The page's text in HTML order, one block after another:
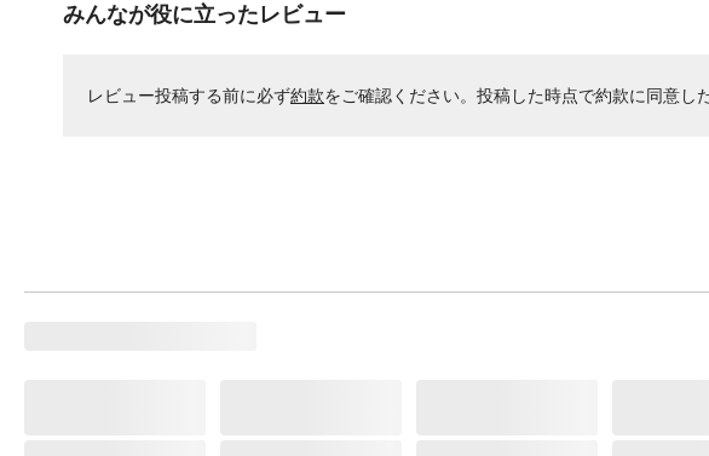
みんなが役に立ったレビュー
レビュー投稿する前に必ず約款をご確認ください。投稿した時点で約款に同意し